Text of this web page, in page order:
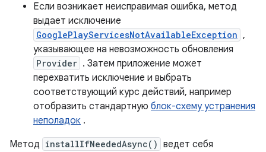
Если возникает неисправимая ошибка, метод
выдает исключение
GooglePlayServicesNotAvailableException ,
указывающее на невозможность обновления
Provider . Затем приложение может
перехватить исключение и выбрать
соответствующий курс действий, например
отобразить стандартную блок-схему устранения
неполадок .
Метод installIfNeededAsync() ведет себя